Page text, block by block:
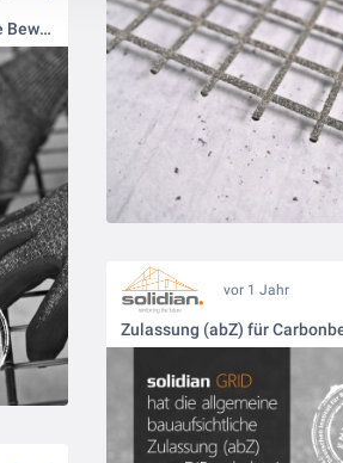
Zulassung (abZ) für nichtmetallische Bewehrung
vor 1 Jahr